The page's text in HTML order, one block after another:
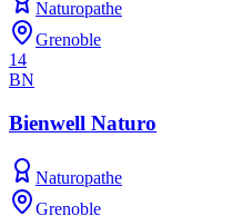
Naturopathe
Grenoble
14
BN
Bienwell Naturo
Naturopathe
Grenoble